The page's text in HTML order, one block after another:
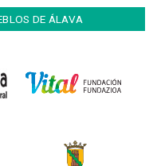
DE ÁLAVA